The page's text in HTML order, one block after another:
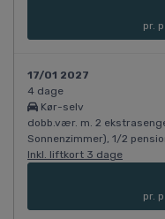
pr.
17/01 2027
4 dage
Kør-selv
dobb.vær. m. 2
Sonnenzimmer), 1/2
Inkl. liftkort 3 dage
pr.